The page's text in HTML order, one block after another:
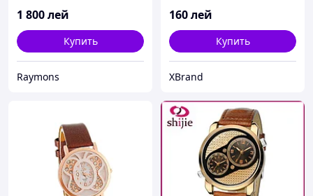
1 800лей
Купить
Raymons
160лей
Купить
XBrand